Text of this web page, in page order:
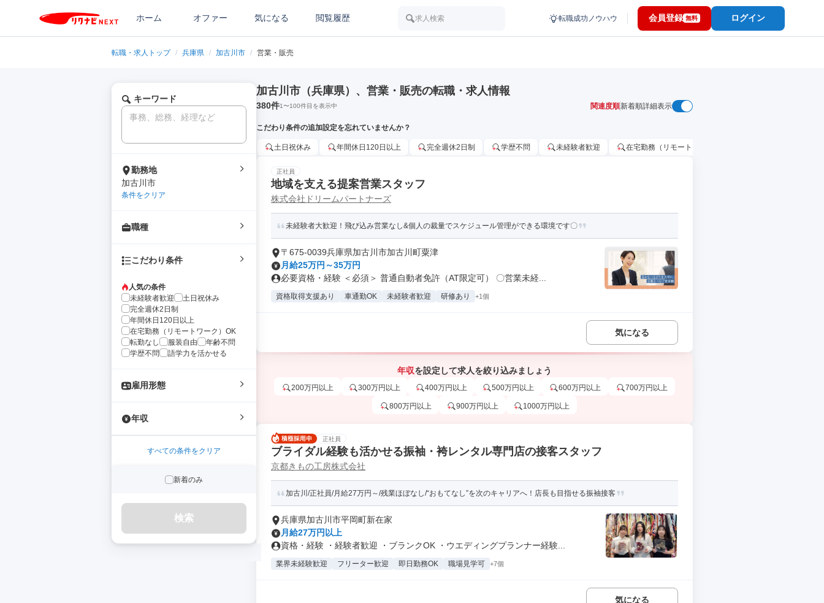
ホーム オファー 気になる 閲覧履歴 求人検索 転職成功ノウハウ 会員登録 無料 ログイン
転職・求人トップ / 兵庫県 / 加古川市 / 営業・販売
キーワード
勤務地
加古川市
条件をクリア
職種
こだわり条件
人気の条件
未経験者歓迎
土日祝休み
完全週休2日制
年間休日120日以上
在宅勤務（リモートワーク）OK
転勤なし
服装自由
年齢不問
学歴不問
語学力を活かせる
雇用形態
年収
すべての条件をクリア
新着のみ
検索
加古川市（兵庫県）、営業・販売の転職・求人情報
380件1〜100件目を表示中 関連度順新着順詳細表示
こだわり条件の追加設定を忘れていませんか？
土日祝休み 年間休日120日以上 完全週休2日制 学歴不問 未経験者歓迎 在宅勤務（リモートワーク）OK
正社員
地域を支える提案営業スタッフ
株式会社ドリームパートナーズ
未経験者大歓迎！飛び込み営業なし&個人の裁量でスケジュール管理ができる環境です〇
〒675-0039兵庫県加古川市加古川町粟津
月給25万円～35万円
必要資格・経験 ＜必須＞ 普通自動者免許（AT限定可） 〇営業未経...
資格取得支援あり 車通勤OK 未経験者歓迎 研修あり +1個
気になる
年収を設定して求人を絞り込みましょう
200万円以上 300万円以上 400万円以上 500万円以上 600万円以上 700万円以上
800万円以上 900万円以上 1000万円以上
正社員
ブライダル経験も活かせる振袖・袴レンタル専門店の接客スタッフ
京都きもの工房株式会社
加古川/正社員/月給27万円～/残業ほぼなし/“おもてなし”を次のキャリアへ！店長も目指せる振袖接客
兵庫県加古川市平岡町新在家
月給27万円以上
資格・経験 ・経験者歓迎 ・ブランクOK ・ウエディングプランナー経験...
業界未経験歓迎 フリーター歓迎 即日勤務OK 職場見学可 +7個
気になる